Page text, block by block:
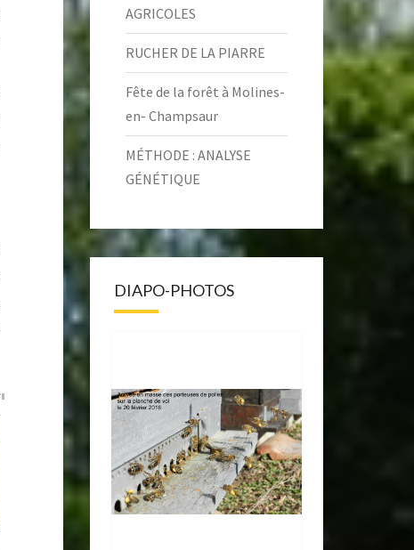
AGRICOLES
RUCHER DE LA PIARRE
Fête de la forêt à Molines-
en- Champsaur
MÉTHODE : ANALYSE
GÉNÉTIQUE
DIAPO-PHOTOS